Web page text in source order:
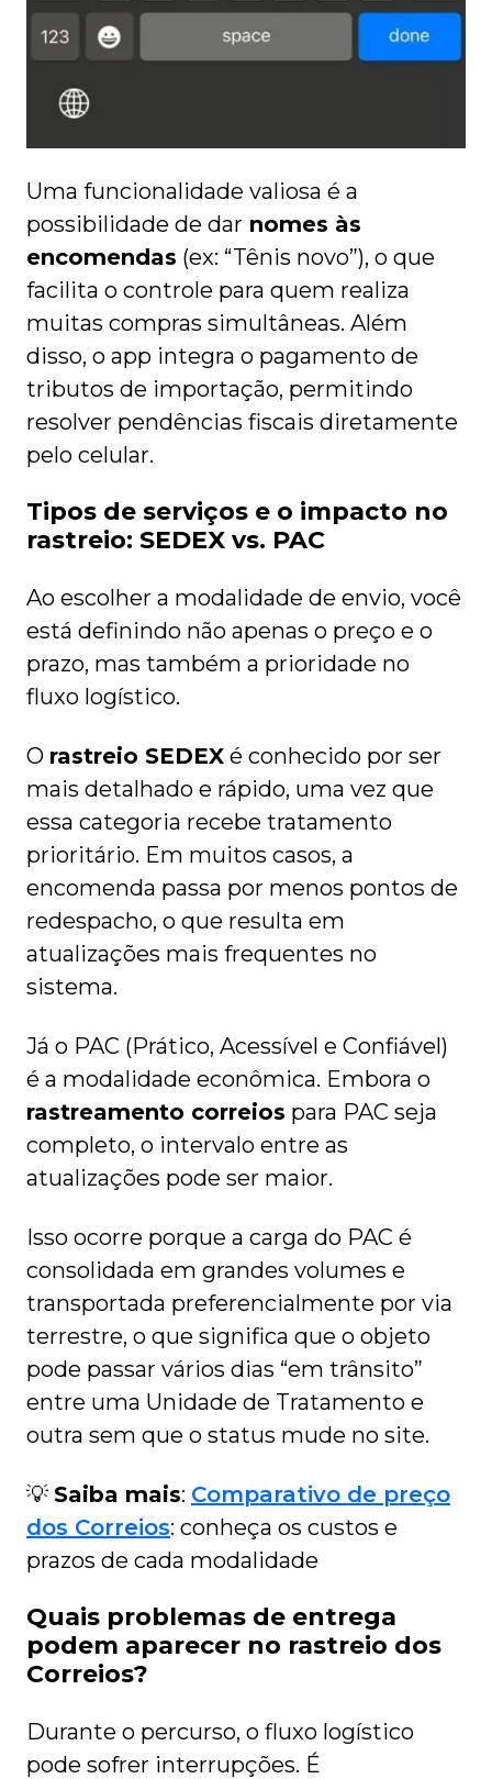
Uma funcionalidade valiosa é a
possibilidade de dar nomes às
encomendas (ex: “Tênis novo”), o que
facilita o controle para quem realiza
muitas compras simultâneas. Além
disso, o app integra o pagamento de
tributos de importação, permitindo
resolver pendências fiscais diretamente
pelo celular.
Tipos de serviços e o impacto no
rastreio: SEDEX vs. PAC
Ao escolher a modalidade de envio, você
está definindo não apenas o preço e o
prazo, mas também a prioridade no
fluxo logístico.
O rastreio SEDEX é conhecido por ser
mais detalhado e rápido, uma vez que
essa categoria recebe tratamento
prioritário. Em muitos casos, a
encomenda passa por menos pontos de
redespacho, o que resulta em
atualizações mais frequentes no
sistema.
Já o PAC (Prático, Acessível e Confiável)
é a modalidade econômica. Embora o
rastreamento correios para PAC seja
completo, o intervalo entre as
atualizações pode ser maior.
Isso ocorre porque a carga do PAC é
consolidada em grandes volumes e
transportada preferencialmente por via
terrestre, o que significa que o objeto
pode passar vários dias “em trânsito”
entre uma Unidade de Tratamento e
outra sem que o status mude no site.
💡 Saiba mais: Comparativo de preço
dos Correios: conheça os custos e
prazos de cada modalidade
Quais problemas de entrega
podem aparecer no rastreio dos
Correios?
Durante o percurso, o fluxo logístico
pode sofrer interrupções. É